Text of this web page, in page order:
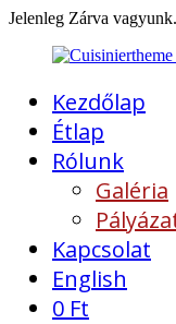
Jelenleg Zárva
Kezdőlap
Étlap
Rólunk
Galéria
Kapcsolat
English
0 Ft